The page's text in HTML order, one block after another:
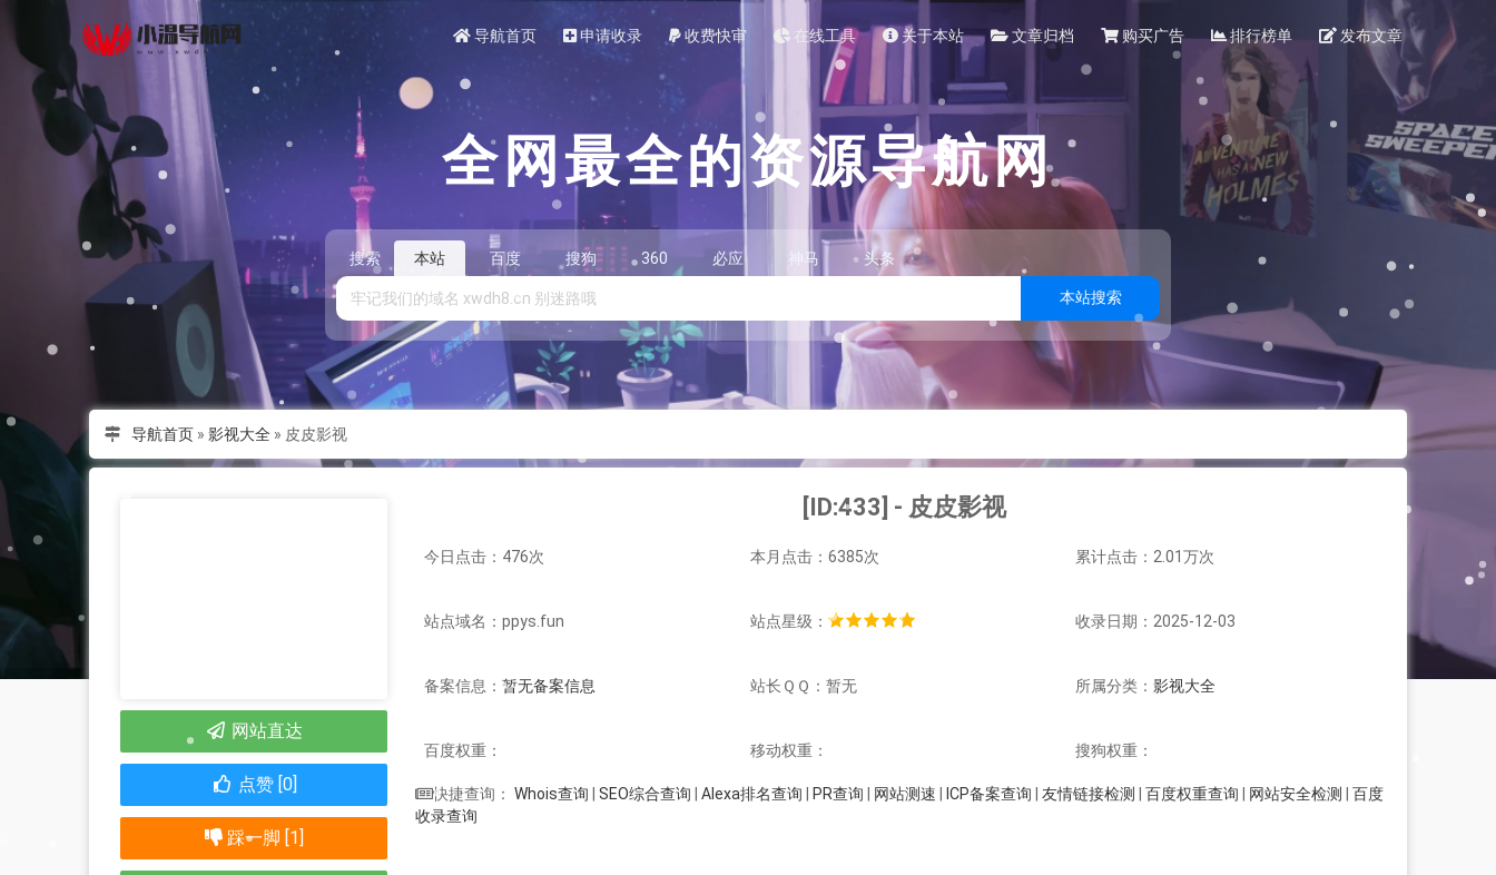
导航首页 申请收录 收费快审 在线工具 关于本站 文章归档 购买广告 排行榜单 发布文章
全网最全的资源导航网
搜索 本站 百度 搜狗 360 必应 神马 头条
本站搜索
导航首页» 影视大全» 皮皮影视
[ID:433] - 皮皮影视
今日点击：476次 本月点击：6385次 累计点击：2.01万次
站点域名：ppys.fun 站点星级： 收录日期：2025-12-03
备案信息： 暂无备案信息 站长ＱＱ：暂无 所属分类：影视大全
百度权重： 移动权重： 搜狗权重：
快捷查询： Whois查询 SEO综合查询 Alexa排名查询 PR查询 网站测速 ICP备案查询 友情链接检测 百度权重查询 网站安全检测
百度
收录查询
网站直达
点赞 [0]
踩一脚 [1]